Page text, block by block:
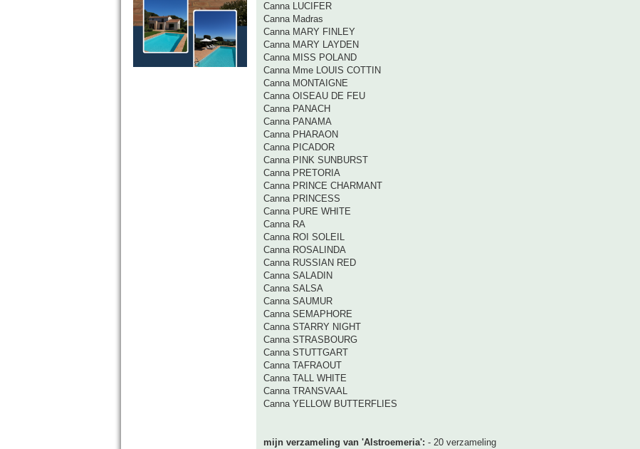
Canna LUCIFER
Canna Madras
Canna MARY FINLEY
Canna MARY LAYDEN
Canna MISS POLAND
Canna Mme LOUIS COTTIN
Canna MONTAIGNE
Canna OISEAU DE FEU
Canna PANACH
Canna PANAMA
Canna PHARAON
Canna PICADOR
Canna PINK SUNBURST
Canna PRETORIA
Canna PRINCE CHARMANT
Canna PRINCESS
Canna PURE WHITE
Canna RA
Canna ROI SOLEIL
Canna ROSALINDA
Canna RUSSIAN RED
Canna SALADIN
Canna SALSA
Canna SAUMUR
Canna SEMAPHORE
Canna STARRY NIGHT
Canna STRASBOURG
Canna STUTTGART
Canna TAFRAOUT
Canna TALL WHITE
Canna TRANSVAAL
Canna YELLOW BUTTERFLIES
mijn verzameling van 'Alstroemeria': - 20 verzameling